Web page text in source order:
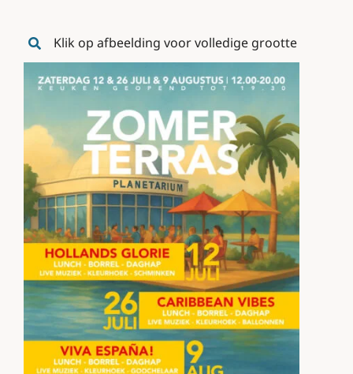
Klik op afbeelding voor volledige grootte